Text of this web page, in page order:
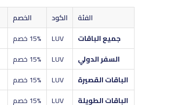
الفئة الكود الخصم
جميع الباقات
LUV 15% خصم
السفر الدولي
LUV 15% خصم
الباقات القصيرة
LUV 15% خصم
الباقات الطويلة
LUV 15% خصم